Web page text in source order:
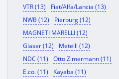
VTR (13)
Fiat/Alfa/Lancia (13)
NWB (12)
Pierburg (12)
MAGNETI MARELLI (12)
Glaser (12)
Metelli (12)
NDC (11)
Otto Zimermann (11)
E.co. (11)
Kayaba (11)